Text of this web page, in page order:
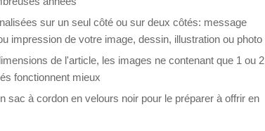
sur un seul côté ou sur deux côtés: message
impression de votre image, dessin, illustration ou photo
de l'article, les images ne contenant que 1 ou 2
fonctionnent mieux
sac à cordon en velours noir pour le préparer à offrir en